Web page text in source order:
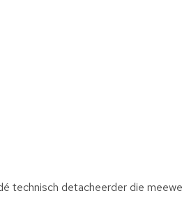
technisch detacheerder die